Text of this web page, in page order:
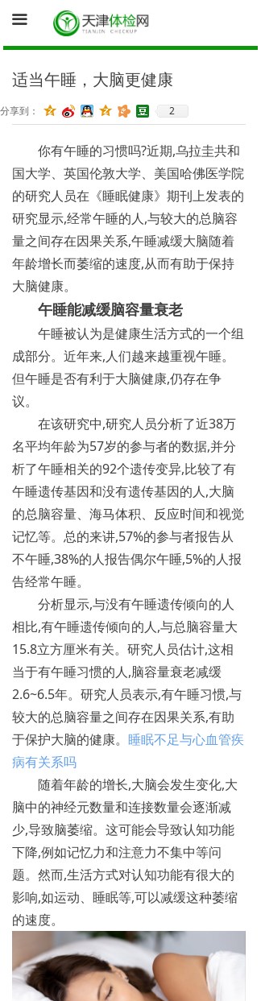
끀
首页
询底价（医院体检中心为您报价）
促销体检卡
体检资讯
健康证体检
适当午睡，大脑更健康
分享到： 2
你有午睡的习惯吗?近期,乌拉圭共和
国大学、英国伦敦大学、美国哈佛医学院
的研究人员在《睡眠健康》期刊上发表的
研究显示,经常午睡的人,与较大的总脑容
量之间存在因果关系,午睡减缓大脑随着
年龄增长而萎缩的速度,从而有助于保持
大脑健康。
午睡能减缓脑容量衰老
午睡被认为是健康生活方式的一个组
成部分。近年来,人们越来越重视午睡。
但午睡是否有利于大脑健康,仍存在争
议。
在该研究中,研究人员分析了近38万
名平均年龄为57岁的参与者的数据,并分
析了午睡相关的92个遗传变异,比较了有
午睡遗传基因和没有遗传基因的人,大脑
的总脑容量、海马体积、反应时间和视觉
记忆等。总的来讲,57%的参与者报告从
不午睡,38%的人报告偶尔午睡,5%的人报
告经常午睡。
分析显示,与没有午睡遗传倾向的人
相比,有午睡遗传倾向的人,与总脑容量大
15.8立方厘米有关。研究人员估计,这相
当于有午睡习惯的人,脑容量衰老减缓
2.6~6.5年。研究人员表示,有午睡习惯,与
较大的总脑容量之间存在因果关系,有助
于保护大脑的健康。 睡眠不足与心血管疾
病有关系吗
随着年龄的增长,大脑会发生变化,大
脑中的神经元数量和连接数量会逐渐减
少,导致脑萎缩。这可能会导致认知功能
下降,例如记忆力和注意力不集中等问
题。然而,生活方式对认知功能有很大的
影响,如运动、睡眠等,可以减缓这种萎缩
的速度。